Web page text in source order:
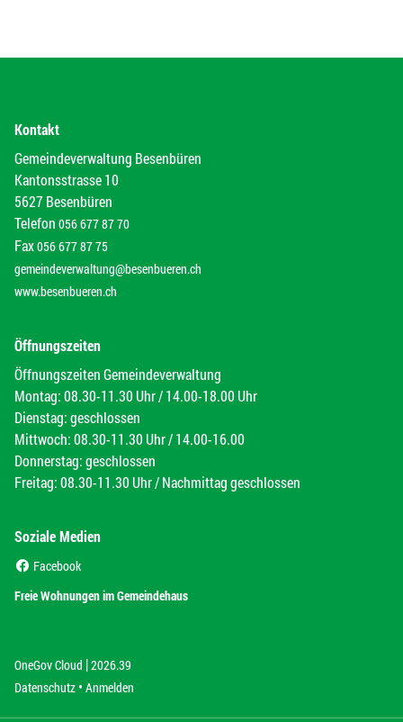
Kontakt
Gemeindeverwaltung Besenbüren
Kantonsstrasse 10
5627 Besenbüren
Telefon 056 677 87 70
Fax056 677 87 75
gemeindeverwaltung@besenbueren.ch
www.besenbueren.ch
Öffnungszeiten
Öffnungszeiten Gemeindeverwaltung
Montag: 08.30-11.30 Uhr / 14.00-18.00 Uhr
Dienstag: geschlossen
Mittwoch: 08.30-11.30 Uhr / 14.00-16.00
Donnerstag: geschlossen
Freitag: 08.30-11.30 Uhr / Nachmittag geschlossen
Soziale Medien
Facebook
Freie Wohnungen im Gemeindehaus
OneGov Cloud (External Link)
|2026.39
Datenschutz (External Link)
Anmelden